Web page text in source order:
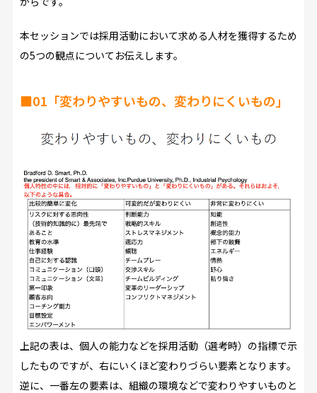
本セッションでは採用活動において求める人材を獲得するため
の5つの観点についてお伝えします。
■01「変わりやすいもの、変わりにくいもの」
上記の表は、個人の能力などを採用活動（選考時）の指標で示
したものですが、右にいくほど変わりづらい要素となります。
逆に、一番左の要素は、組織の環境などで変わりやすいものと